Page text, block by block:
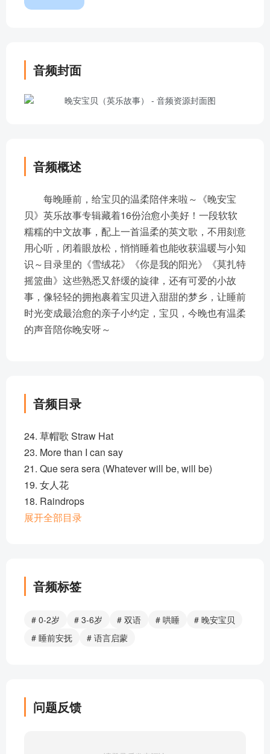
音频封面
音频概述
每晚睡前，给宝贝的温柔陪伴来啦～《晚安宝
贝》英乐故事专辑藏着16份治愈小美好！一段软软
糯糯的中文故事，配上一首温柔的英文歌，不用刻意
用心听，闭着眼放松，悄悄睡着也能收获温暖与小知
识～目录里的《雪绒花》《你是我的阳光》《莫扎特
摇篮曲》这些熟悉又舒缓的旋律，还有可爱的小故
事，像轻轻的拥抱裹着宝贝进入甜甜的梦乡，让睡前
时光变成最治愈的亲子小约定，宝贝，今晚也有温柔
的声音陪你晚安呀～
音频目录
24. 草帽歌 Straw Hat
23. More than I can say
21. Que sera sera (Whatever will be, will be)
19. 女人花
18. Raindrops
16. Edelweiss 雪绒花
10. You are my sunshine
9. Over the rainbow
6 A little love
4. Sleepsong
部分目录展示 ▶ 下载后解锁 16 首完整音频
展开全部目录
音频标签
# 0-2岁 # 3-6岁 # 双语 # 哄睡
# 晚安宝贝
# 睡前安抚
# 语言启蒙
问题反馈